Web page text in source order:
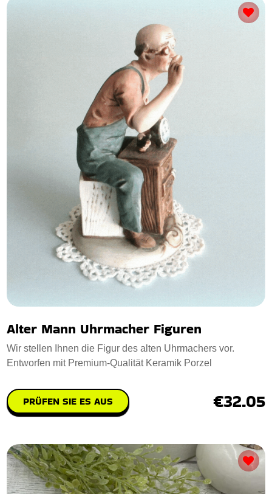
Alter Mann Uhrmacher Figuren
Wir stellen Ihnen die Figur des alten Uhrmachers vor.
Entworfen mit Premium-Qualität Keramik Porzel
PRÜFEN SIE ES AUS €32.05